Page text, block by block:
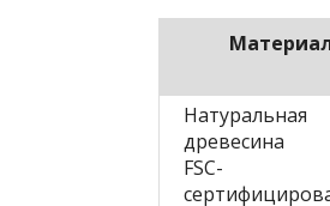
Натуральная
древесина
FSC-